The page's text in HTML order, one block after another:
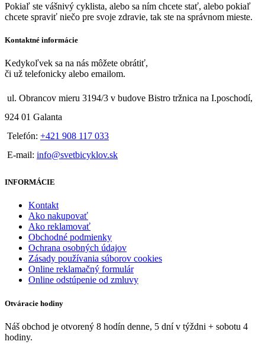
Pokiaľ ste vášnivý cyklista, alebo sa ním chcete stať, alebo pokiaľ
chcete spraviť niečo pre svoje zdravie, tak ste na správnom mieste.
Kontaktné informácie
Kedykoľvek sa na nás môžete obrátiť,
či už telefonicky alebo emailom.
ul. Obrancov mieru 3194/3 v budove Bistro tržnica na I.poschodí,
924 01 Galanta
Telefón: +421 908 117 033
E-mail: info@svetbicyklov.sk
INFORMÁCIE
Kontakt
Ako nakupovať
Ako reklamovať
Obchodné podmienky
Ochrana osobných údajov
Zásady používania súborov cookies
Online reklamačný formulár
Online odstúpenie od zmluvy
Otváracie hodiny
Náš obchod je otvorený 8 hodín denne, 5 dní v týždni + sobotu 4
hodiny.